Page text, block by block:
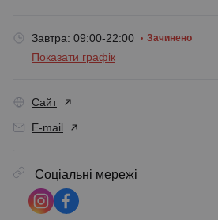
Завтра: 09:00-22:00 Зачинено
Показати графік
Сайт
E-mail
Соціальні мережі